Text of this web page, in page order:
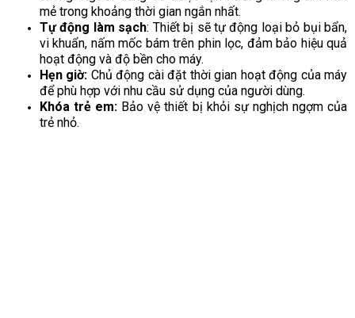
mẻ trong khoảng thời gian ngắn nhất.
Tự động làm sạch: Thiết bị sẽ tự động loại bỏ bụi bẩn,
vi khuẩn, nấm mốc bám trên phin lọc, đảm bảo hiệu quả
hoạt động và độ bền cho máy.
Hẹn giờ: Chủ động cài đặt thời gian hoạt động của máy
để phù hợp với nhu cầu sử dụng của người dùng.
Khóa trẻ em: Bảo vệ thiết bị khỏi sự nghịch ngợm của
trẻ nhỏ.